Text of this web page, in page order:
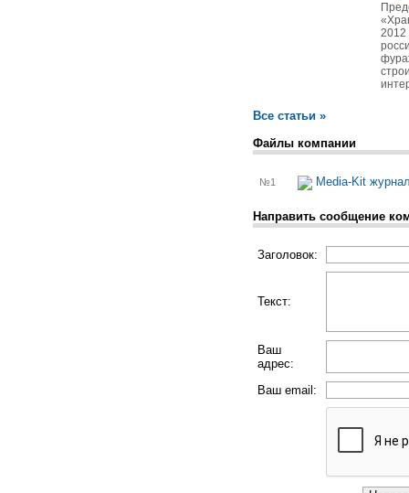
2012
Все статьи »
Файлы компании
№1 Media-Kit
Направить сообщение
Заголовок:
Текст:
Ваш
адрес:
Ваш email: